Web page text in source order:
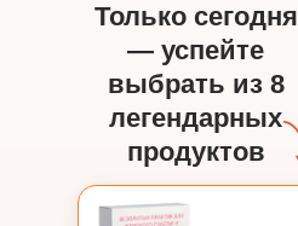
Только сегодня
— успейте
выбрать из 8
легендарных
продуктов